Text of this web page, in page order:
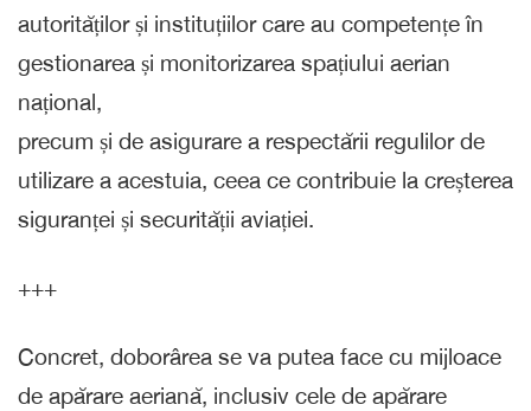
autorităților și instituțiilor care au competențe în
gestionarea și monitorizarea spațiului aerian
național,
precum și de asigurare a respectării regulilor de
utilizare a acestuia, ceea ce contribuie la creșterea
siguranței și securității aviației.
+++
Concret, doborârea se va putea face cu mijloace
de apărare aeriană, inclusiv cele de apărare